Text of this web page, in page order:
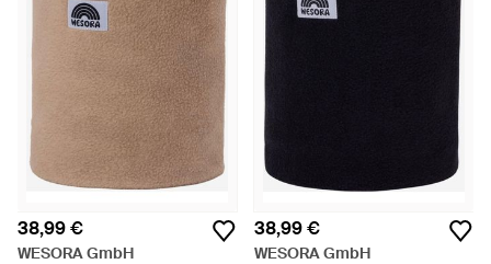
38,99 €
WESORA GmbH
38,99 €
WESORA GmbH